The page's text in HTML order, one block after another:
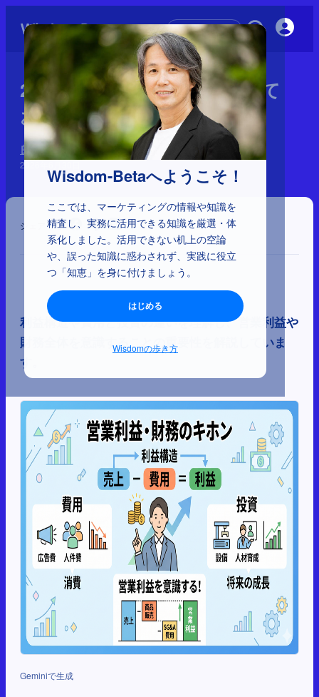
Wisdom-Betaへようこそ！
ここでは、マーケティングの情報や知識を
精査し、実務に活用できる知識を厳選・体
系化しました。活用できない机上の空論
や、誤った知識に惑わされず、実践に役立
つ「知恵」を身に付けましょう。
はじめる
Wisdomの歩き方
初めての方へ
2-6-16：マーケターが把握して
おくべき利益の全体構造
良い売上、悪い売上
2026年6月30日
シェア
利益構造や費用と投資の違いを理解し、営業利益や
財務全体を意識することの重要性を解説していま
す。
Geminiで生成